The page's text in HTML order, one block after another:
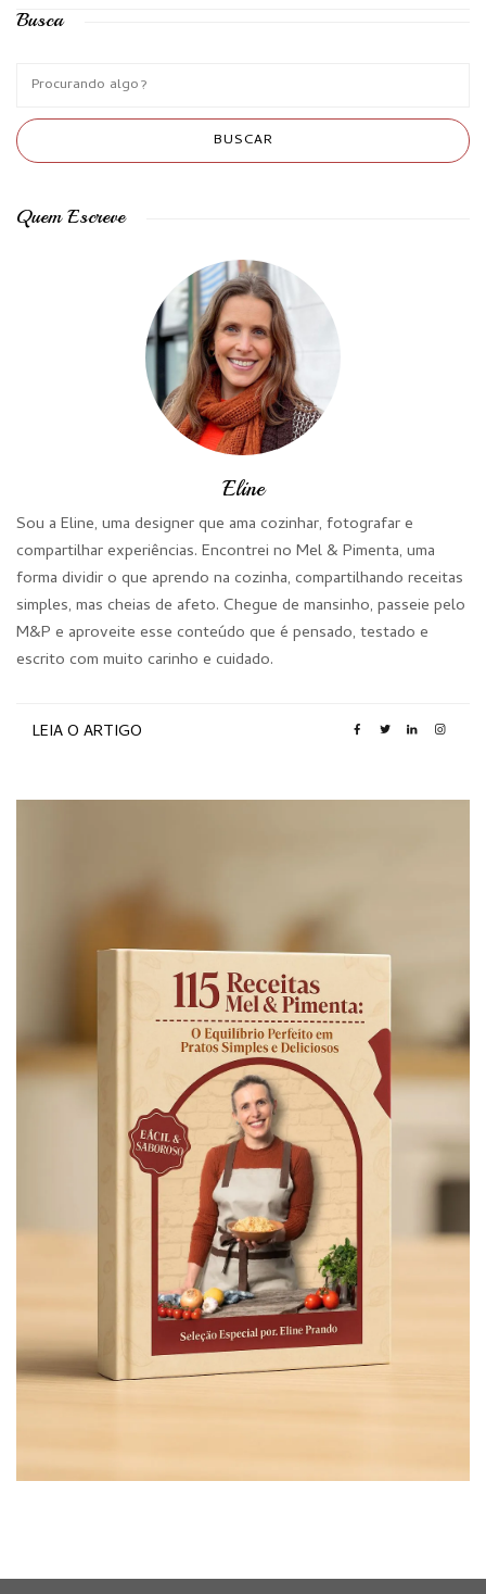
Busca
Quem Escreve
Eline
Sou a Eline, uma designer que ama cozinhar, fotografar e
compartilhar experiências. Encontrei no Mel & Pimenta, uma
forma dividir o que aprendo na cozinha, compartilhando receitas
simples, mas cheias de afeto. Chegue de mansinho, passeie pelo
M&P e aproveite esse conteúdo que é pensado, testado e
escrito com muito carinho e cuidado.
LEIA O ARTIGO